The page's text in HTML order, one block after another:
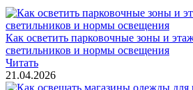
Как осветить парковочные зоны и
светильников и нормы освещения
Читать
21.04.2026